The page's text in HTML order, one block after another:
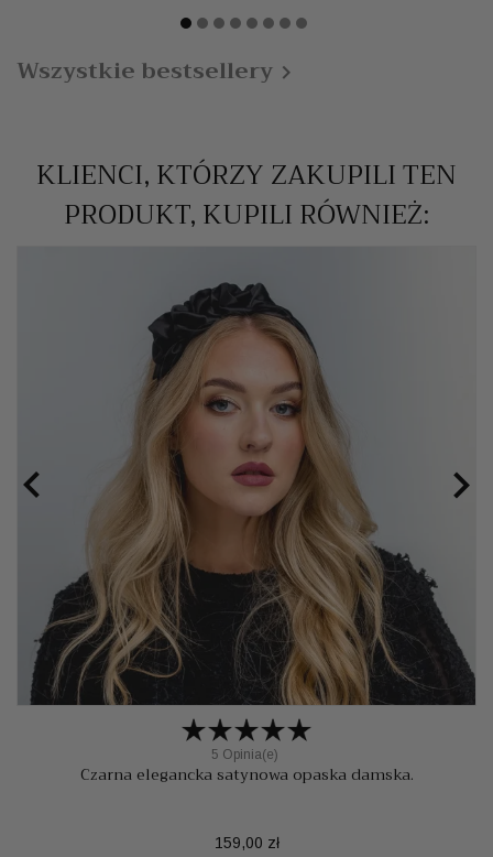
Wszystkie bestsellery 
KLIENCI, KTÓRZY ZAKUPILI TEN
PRODUKT, KUPILI RÓWNIEŻ:
5 Opinia(e)
Czarna elegancka satynowa opaska damska.
Cena
159,00 zł
 